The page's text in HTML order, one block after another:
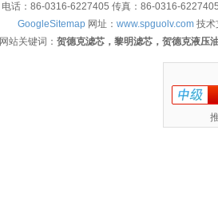
电话：86-0316-6227405 传真：86-0316-
GoogleSitemap 网址： www.spguolv.com 技术
网站关键词： 贺德克滤芯，黎明滤芯，贺德克液压